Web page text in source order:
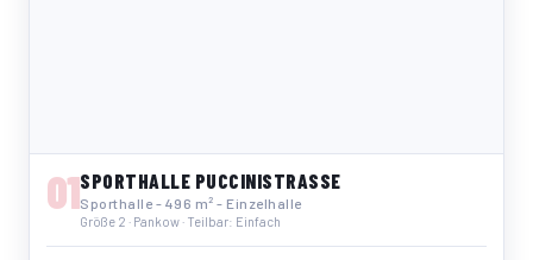
01SPORTHALLE PUCCINISTRASSE
Sporthalle - 496 m² - Einzelhalle
Größe 2 · Pankow · Teilbar: Einfach